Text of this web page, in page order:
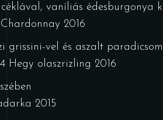
vaníliás édesburgonya
2016
grissini-vel és aszalt
Hegy olaszrizling 2016
2015